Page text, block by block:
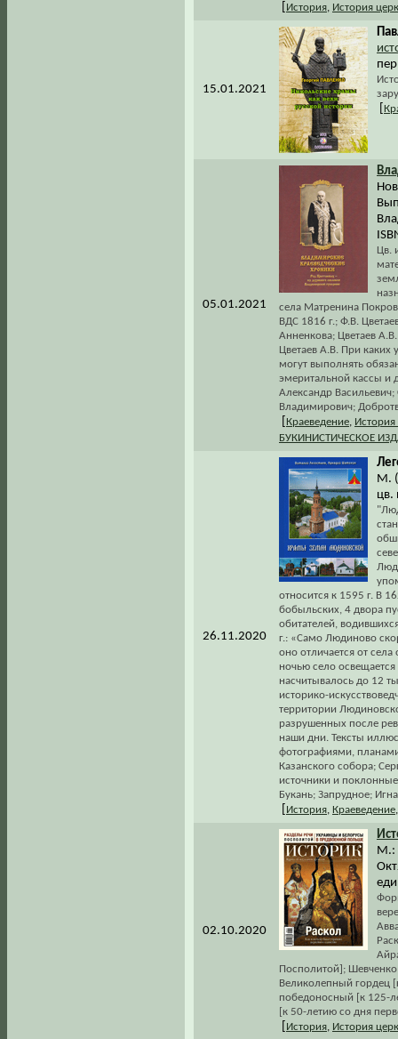
История История
15.01.2021
05.01.2021
Цв.
села Матренина
ВДС 1816 г.; Ф.В.
Анненкова; Цветаев
Цветаев А.В. При каких
могут выполнять
эмеритальной кассы и
Александр
Владимирович;
Краеведение История
БУКИНИСТИЧЕСКОЕ
26.11.2020
М.
цв.
относится к 1595 г. В
бобыльских, 4 двора
обитателей,
г.: «Само Людиново
оно отличается от
ночью село
насчитывалось до 12
историко-
территории
разрушенных после
наши дни. Тексты
фотографиями,
Казанского собора;
источники и
Букань; Запрудное;
История Краеведение
02.10.2020
М.:
Посполитой]; Шевченко
Великолепный гордец
победоносный [к 125-
[к 50-летию со дня
История История